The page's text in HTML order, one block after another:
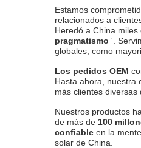
Estamos
relacionados a
Heredó a China
pragmatismo '.
globales, como
Los pedidos OEM
Hasta ahora, nuestra
más clientes diversas
Nuestros productos
de más de 100
confiable en la
solar de China.